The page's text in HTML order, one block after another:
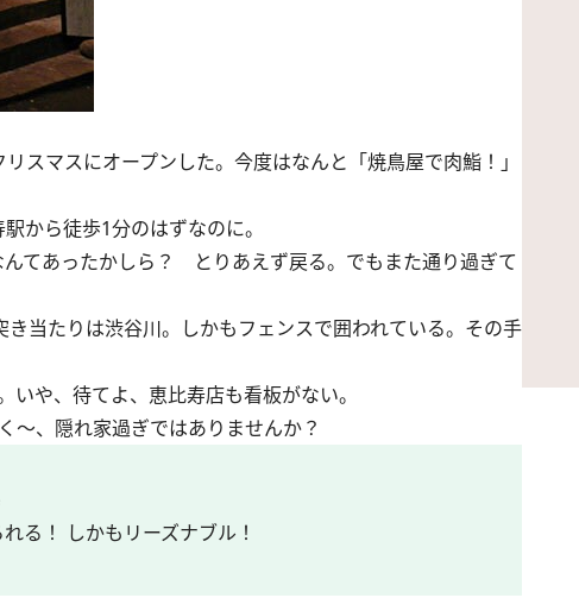
マスにオープンした。今度はなんと「焼鳥屋で肉鮨！」
から徒歩1分のはずなのに。
てあったかしら？ とりあえず戻る。でもまた通り過ぎて
当たりは渋谷川。しかもフェンスで囲われている。その手
や、待てよ、恵比寿店も看板がない。
、隠れ家過ぎではありませんか？
る！ しかもリーズナブル！